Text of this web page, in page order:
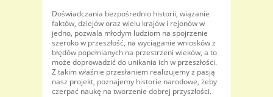
Doświadczania bezpośrednio historii, wiązanie
faktów, dziejów oraz wielu krajów i rejonów w
jedno, pozwala młodym ludziom na spojrzenie
szeroko w przeszłość, na wyciąganie wniosków z
błędów popełnianych na przestrzeni wieków, a to
może doprowadzić do unikania ich w przeszłości.
Z takim właśnie przesłaniem realizujemy z pasją
nasz projekt, poznajemy historie narodowe, żeby
czerpać naukę na tworzenie dobrej przyszłości.